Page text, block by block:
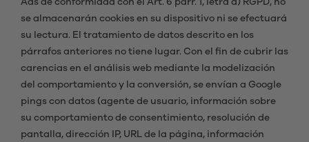
Ads de conformidad con el Art. 6 párr. 1, letra a) RGPD, no
se almacenarán cookies en su dispositivo ni se efectuará
su lectura. El tratamiento de datos descrito en los
párrafos anteriores no tiene lugar. Con el fin de cubrir las
carencias en el análisis web mediante la modelización
del comportamiento y la conversión, se envían a Google
pings con datos (agente de usuario, información sobre
su comportamiento de consentimiento, resolución de
pantalla, dirección IP, URL de la página, información